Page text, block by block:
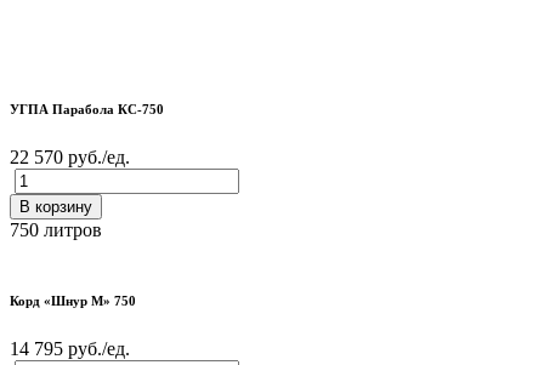
УГПА Парабола КС-750
22 570 руб./ед.
В корзину
750 литров
Корд «Шнур М» 750
14 795 руб./ед.